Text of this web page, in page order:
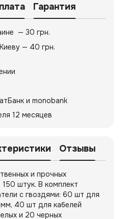
Гарантия
— 30 грн.
— 40 грн.
и monobank
12 месяцев
Отзывы
и прочных
штук. В комплект
с гвоздями: 60 шт для
40 шт для кабелей
и 20 черных